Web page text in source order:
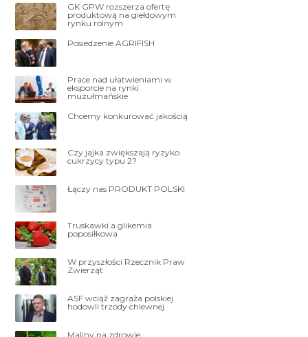
GK GPW rozszerza ofertę
produktową na giełdowym
rynku rolnym
Posiedzenie AGRIFISH
Prace nad ułatwieniami w
eksporcie na rynki
muzułmańskie
Chcemy konkurować jakością
Czy jajka zwiększają ryzyko
cukrzycy typu 2?
Łączy nas PRODUKT POLSKI
Truskawki a glikemia
poposiłkowa
W przyszłości Rzecznik Praw
Zwierząt
ASF wciąż zagraża polskiej
hodowli trzody chlewnej
Maliny na zdrowie